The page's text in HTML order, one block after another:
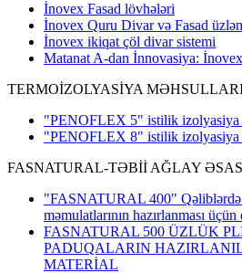
İnovex Fasad lövhələri
İnovex Quru Divar və Fasad
İnovex ikiqat çöl divar sistemi
Matanat A-dan İnnovasiya: İnovex
TERMOİZOLYASİYA
"PENOFLEX 5" istilik izolyasiya
"PENOFLEX 8" istilik izolyasiya
FASNATURAL-TƏBİİ AĞLAY
"FASNATURAL 400" Qəliblərdə
məmulatlarının hazırlanması üçün
FASNATURAL 500 ÜZLÜK
PADUQALARIN
MATERİAL